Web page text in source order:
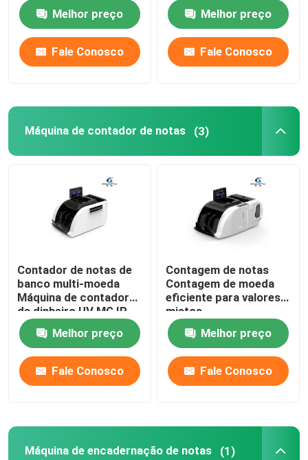
Visita à fábrica
Contacte-nos
Todos os casos
Máquina de classificação de notas
Máquina de contador de notas
Máquina de encadernação de notas
Máquina de amarração de notas
Melhor preço
Fale Conosco
Contador de dinheiro
Máquina de contagem
de dinheiro
Melhor preço
Fale Conosco
Máquina de contador de notas (3)
Contador de notas de
banco multi-moeda
Máquina de contador
de dinheiro UV MG IR
Máquina de contador
de contasMelhor preço
Fale Conosco
Contagem de notas
Contagem de moeda
eficiente para valores
mistos
Melhor preço
Fale Conosco
Máquina de encadernação de notas (1)